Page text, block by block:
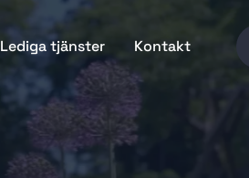
Lediga tjänster Kontakt